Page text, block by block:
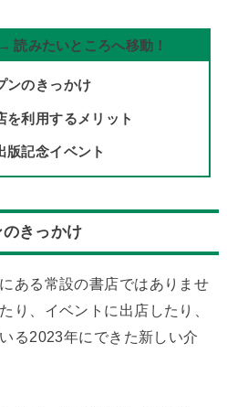
読みたいところへ移動！
ンのきっかけ
を利用するメリット
版記念イベント
きっかけ
ある常設の書店ではありませ
り、イベントに出店したり、
る2023年にできた新しい介